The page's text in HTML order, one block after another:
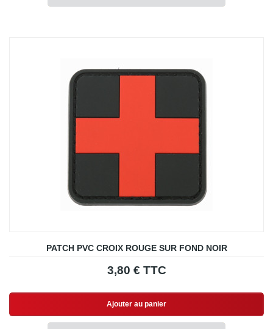
PATCH PVC CROIX ROUGE SUR FOND NOIR
3,80 € TTC
Ajouter au panier